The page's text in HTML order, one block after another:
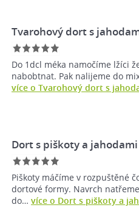
Tvarohový dort s
Do 1dcl méka namočíme lžíci
nabobtnat. Pak nalijeme do
více o Tvarohový dort s
Dort s piškoty a jahodami
Piškoty máčíme v rozpuštěné
dortové formy. Navrch
do… více o Dort s piškoty a